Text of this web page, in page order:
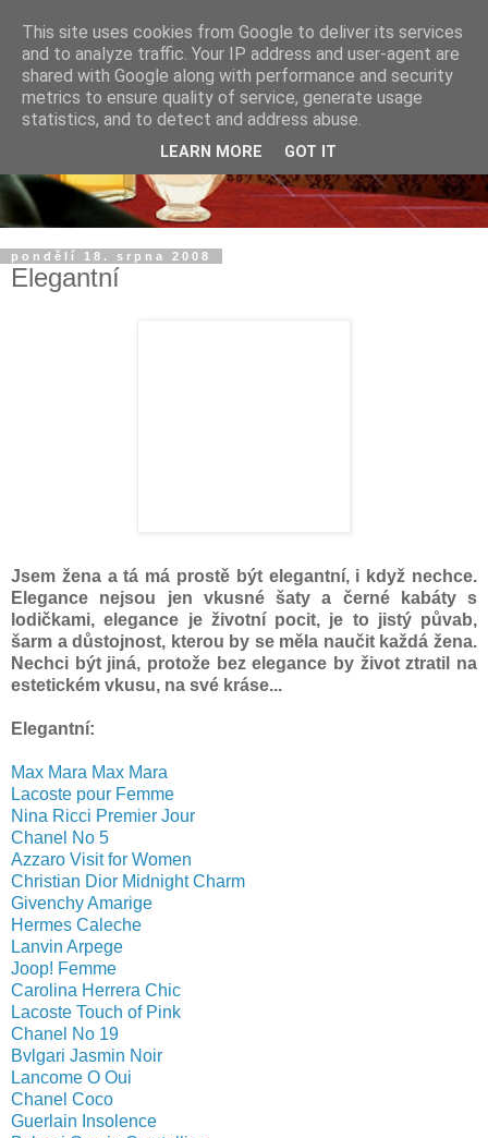
pondělí 18. srpna 2008
Elegantní
Jsem žena a tá má prostě být elegantní, i když nechce.
Elegance nejsou jen vkusné šaty a černé kabáty s
lodičkami, elegance je životní pocit, je to jistý půvab,
šarm a důstojnost, kterou by se měla naučit každá žena.
Nechci být jiná, protože bez elegance by život ztratil na
estetickém vkusu, na své kráse...
Elegantní:
Max Mara Max Mara
Lacoste pour Femme
Nina Ricci Premier Jour
Chanel No 5
Azzaro Visit for Women
Christian Dior Midnight Charm
Givenchy Amarige
Hermes Caleche
Lanvin Arpege
Joop! Femme
Carolina Herrera Chic
Lacoste Touch of Pink
Chanel No 19
Bvlgari Jasmin Noir
Lancome O Oui
Chanel Coco
Guerlain Insolence
This site uses cookies from Google to deliver its services
and to analyze traffic. Your IP address and user-agent are
shared with Google along with performance and security
metrics to ensure quality of service, generate usage
statistics, and to detect and address abuse.
LEARN MORE GOT IT